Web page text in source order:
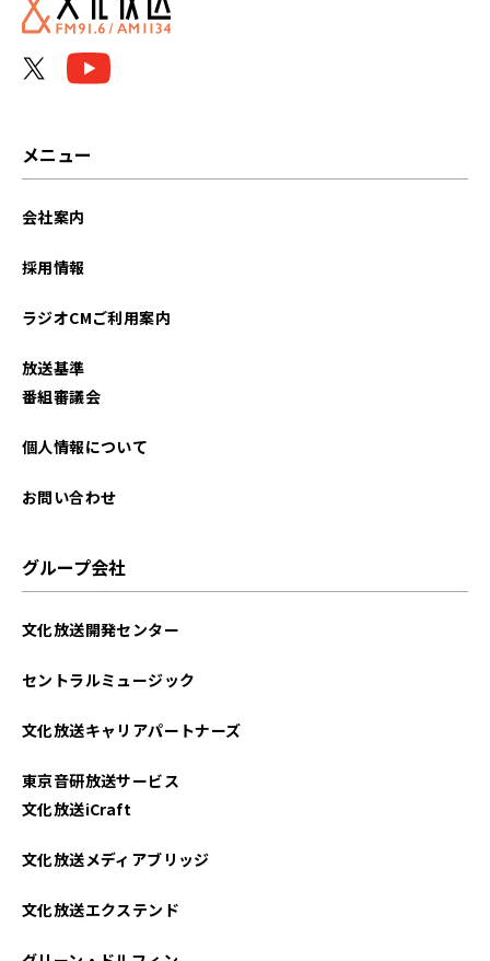
メニュー
会社案内
採用情報
ラジオCMご利用案内
放送基準
番組審議会
個人情報について
お問い合わせ
グループ会社
文化放送開発センター
セントラルミュージック
文化放送キャリアパートナーズ
東京音研放送サービス
文化放送iCraft
文化放送メディアブリッジ
文化放送エクステンド